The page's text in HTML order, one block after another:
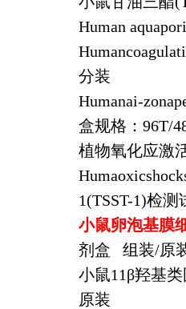
Human
分装
Humanai-
盒规格： 96T/
植物氧化应激
1(TSST-1)检测
小鼠卵泡基膜
剂盒
组装/原
小鼠11β羟基
原装